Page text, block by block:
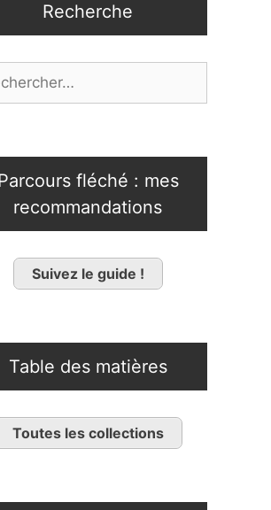
Recherche
fléché : mes
recommandations
Suivez le guide !
Table des matières
Toutes les collections